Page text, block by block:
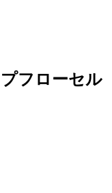
フローセル